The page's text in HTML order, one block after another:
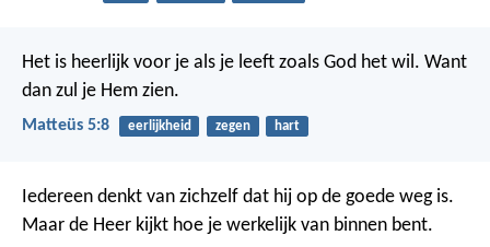
Het is heerlijk voor je als je leeft zoals God het wil. Want
dan zul je Hem zien.
Matteüs 5:8 eerlijkheid zegen hart
Iedereen denkt van zichzelf dat hij op de goede weg is.
Maar de Heer kijkt hoe je werkelijk van binnen bent.